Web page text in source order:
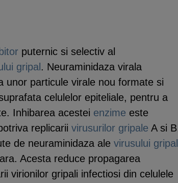
puternic si selectiv al
gripal . Neuraminidaza virala
unor particule virale nou formate si
celulelor epiteliale, pentru a
Inhibarea acestei enzime este
replicarii virusurilor gripale A si
de neuraminidaza ale virusului gripal
Acesta reduce propagarea
virionilor gripali infectiosi din celulele